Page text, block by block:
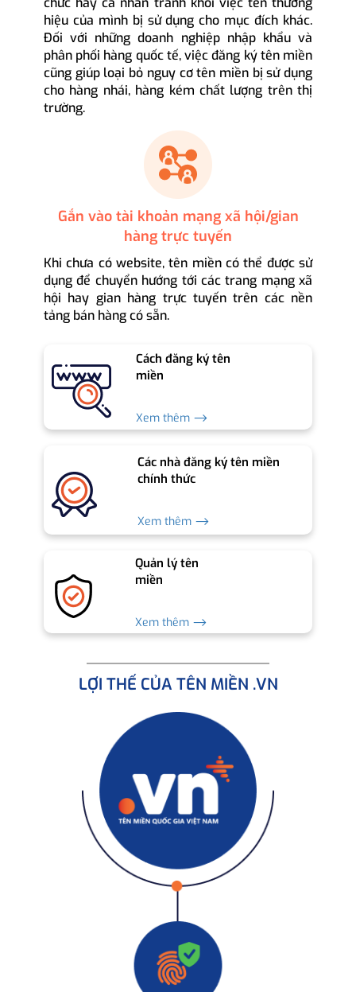
hiệu của mình bị sử dụng cho mục đích khác.
Đối với những doanh nghiệp nhập khẩu và
phân phối hàng quốc tế, việc đăng ký tên miền
cũng giúp loại bỏ nguy cơ tên miền bị sử dụng
cho hàng nhái, hàng kém chất lượng trên thị
trường.
Gắn vào tài khoản mạng xã hội/gian
hàng trực tuyến
Khi chưa có website, tên miền có thể được sử
dụng để chuyển hướng tới các trang mạng xã
hội hay gian hàng trực tuyến trên các nền
tảng bán hàng có sẵn.
Cách đăng ký tên
miền
Xem thêm ⟶
Các nhà đăng ký tên miền
chính thức
Xem thêm ⟶
Quản lý tên
miền
Xem thêm ⟶
LỢI THẾ CỦA TÊN MIỀN .VN